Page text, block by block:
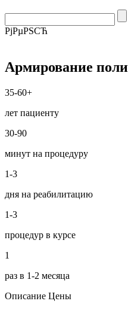
РјРµРЅСЋ
Армирование
35-60+
лет пациенту
30-90
минут на процедуру
1-3
дня на реабилитацию
1-3
процедур в курсе
1
раз в 1-2 месяца
Описание Цены